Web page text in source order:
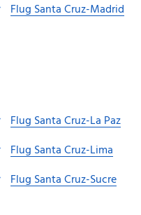
Flug Santa Cruz-Madrid
Flug Santa Cruz-La Paz
Flug Santa Cruz-Lima
Flug Santa Cruz-Sucre